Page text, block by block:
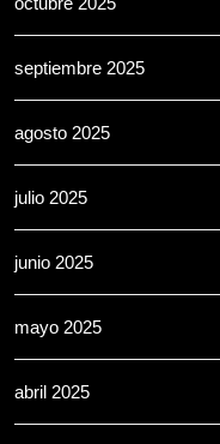
septiembre 2025
agosto 2025
julio 2025
junio 2025
mayo 2025
abril 2025